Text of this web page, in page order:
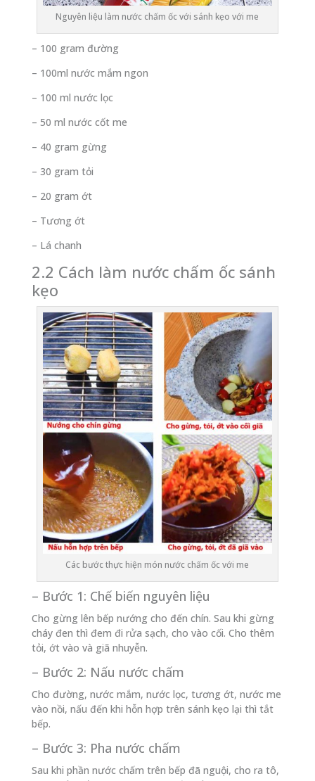
Nguyên liệu làm nước chấm ốc với sánh kẹo với me
– 100 gram đường
– 100ml nước mắm ngon
– 100 ml nước lọc
– 50 ml nước cốt me
– 40 gram gừng
– 30 gram tỏi
– 20 gram ớt
– Tương ớt
– Lá chanh
2.2 Cách làm nước chấm ốc sánh
kẹo
Các bước thực hiện món nước chấm ốc với me
– Bước 1: Chế biến nguyên liệu
Cho gừng lên bếp nướng cho đến chín. Sau khi gừng
cháy đen thì đem đi rửa sạch, cho vào cối. Cho thêm
tỏi, ớt vào và giã nhuyễn.
– Bước 2: Nấu nước chấm
Cho đường, nước mắm, nước lọc, tương ớt, nước me
vào nồi, nấu đến khi hỗn hợp trên sánh kẹo lại thì tắt
bếp.
– Bước 3: Pha nước chấm
Sau khi phần nước chấm trên bếp đã nguội, cho ra tô,